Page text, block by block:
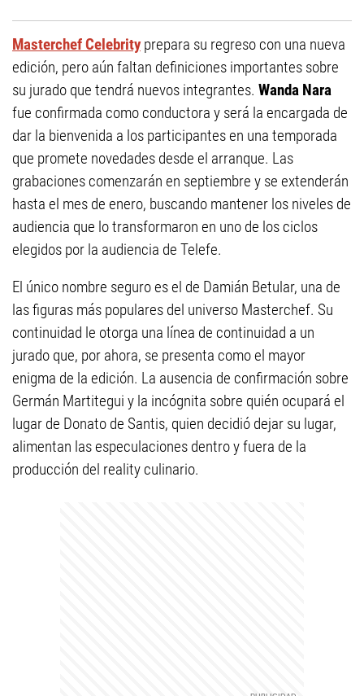
Masterchef Celebrityprepara su regreso con una nueva
edición, pero aún faltan definiciones importantes sobre
su jurado que tendrá nuevos integrantes. Wanda Nara
fue confirmada como conductora y será la encargada de
dar la bienvenida a los participantes en una temporada
que promete novedades desde el arranque. Las
grabaciones comenzarán en septiembre y se extenderán
hasta el mes de enero, buscando mantener los niveles de
audiencia que lo transformaron en uno de los ciclos
elegidos por la audiencia de Telefe.
El único nombre seguro es el de Damián Betular, una de
las figuras más populares del universo Masterchef. Su
continuidad le otorga una línea de continuidad a un
jurado que, por ahora, se presenta como el mayor
enigma de la edición. La ausencia de confirmación sobre
Germán Martitegui y la incógnita sobre quién ocupará el
lugar de Donato de Santis, quien decidió dejar su lugar,
alimentan las especulaciones dentro y fuera de la
producción del reality culinario.